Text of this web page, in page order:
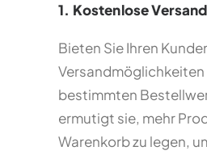
1. Kostenlose
Bieten Sie Ihren
Versandmöglichkeiten
bestimmten
ermutigt sie, mehr
Warenkorb zu legen,